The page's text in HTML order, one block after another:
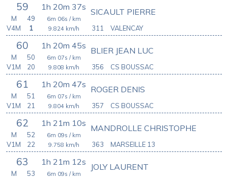
59 1h 20m 37s
311
SICAULT PIERRE
6m 06s / km
9.824 km/h
M
49
V4M
1 VALENCAY
60 1h 20m 45s
356
BLIER JEAN LUC
6m 07s / km
9.808 km/h
M
50
V1M
20 CS BOUSSAC
61 1h 20m 47s
357
ROGER DENIS
6m 07s / km
9.804 km/h
M
51
V1M
21 CS BOUSSAC
62 1h 21m 10s
363
MANDROLLE CHRISTOPHE
6m 09s / km
9.758 km/h
M
52
V1M
22 MARSEILLE 13
63 1h 21m 12s JOLY LAURENT
6m 09s / km
M
53